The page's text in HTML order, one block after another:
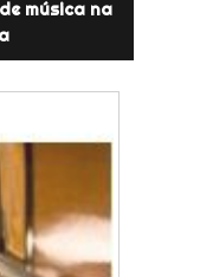
música na